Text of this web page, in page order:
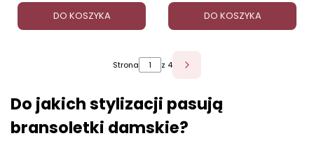
DO KOSZYKA DO KOSZYKA
Strona z 4
Do jakich stylizacji pasują
bransoletki damskie?